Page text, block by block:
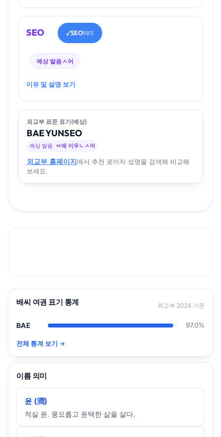
SEO ✓SEO98%
예상 발음ㅅ어
이유 및 설명 보기
외교부 표준 표기(예상)
BAEYUNSEO
예상 발음 ㅂ애 이우ㄴㅅ어
외교부 홈페이지에서 추천 로마자 성명을 검색해 비교해
보세요.
배씨 여권 표기 통계 외교부 2024 기준
BAE 97.0%
전체 통계 보기 →
이름 의미
윤 (潤)
적실 윤. 풍요롭고 윤택한 삶을 살다.